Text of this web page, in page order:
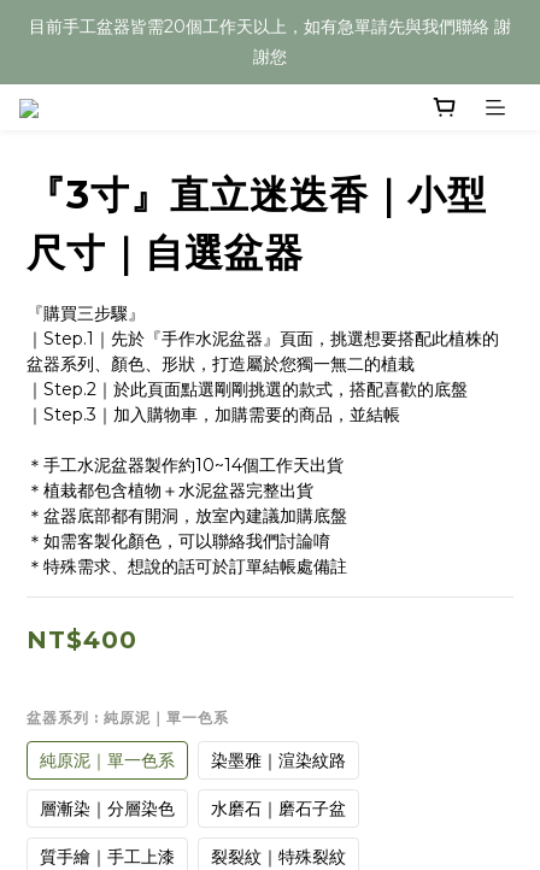
目前手工盆器皆需20個工作天以上，如有急單請先與我們聯絡 謝
謝您
目前手工盆器皆需20個工作天以上，如有急單請先與我們聯絡 謝
謝您
目前手工盆器皆需20個工作天以上，如有急單請先與我們聯絡 謝
『3寸』直立迷迭香｜小型
尺寸｜自選盆器
『購買三步驟』
｜Step.1｜先於『手作水泥盆器』頁面，挑選想要搭配此植株的
盆器系列、顏色、形狀，打造屬於您獨一無二的植栽
｜Step.2｜於此頁面點選剛剛挑選的款式，搭配喜歡的底盤
｜Step.3｜加入購物車，加購需要的商品，並結帳
＊手工水泥盆器製作約10~14個工作天出貨
＊植栽都包含植物＋水泥盆器完整出貨
＊盆器底部都有開洞，放室內建議加購底盤
＊如需客製化顏色，可以聯絡我們討論唷
＊特殊需求、想說的話可於訂單結帳處備註
NT$400
盆器系列 : 純原泥｜單一色系
純原泥｜單一色系 染墨雅｜渲染紋路
層漸染｜分層染色 水磨石｜磨石子盆
質手繪｜手工上漆 裂裂紋｜特殊裂紋